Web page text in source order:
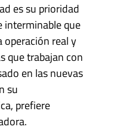
es su prioridad
interminable que
real y
que trabajan con
en las nuevas
su
prefiere